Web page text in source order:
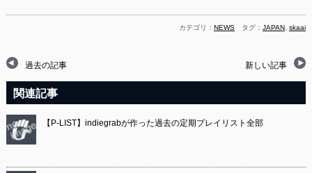
カテゴリ：NEWS タグ：JAPAN ,skaai
過去の記事 新しい記事
関連記事
【P-LIST】indiegrabが作った過去の定期プレイリスト全部